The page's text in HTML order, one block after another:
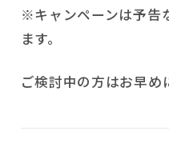
※キャンペーンは予告
ます。
ご検討中の方はお早め